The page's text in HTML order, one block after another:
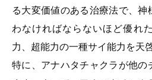
る大変価値のある治療法で、神
わなければならないほど優れ
力、超能力の一種サイ能力を天
特に、アナハタチャクラが他の